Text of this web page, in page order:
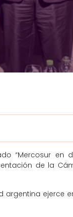
“Mercosur en
de la
ejerce